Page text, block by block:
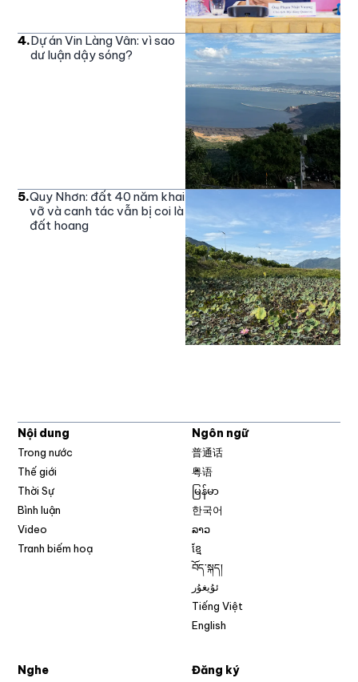
4.Dự án Vin Làng Vân: vì sao
dư luận dậy sóng?
5.Quy Nhơn: đất 40 năm khai
vỡ và canh tác vẫn bị coi là
đất hoang
Nội dung
Trong nước
Thế giới
Thời Sự
Bình luận
Video
Tranh biếm hoạ
Ngôn ngữ
普通话
粤语
မြန်မာ
한국어
ລາວ
ខ្មែ
བོད་སྐད།
ئۇيغۇر
Tiếng Việt
English
Nghe Đăng ký